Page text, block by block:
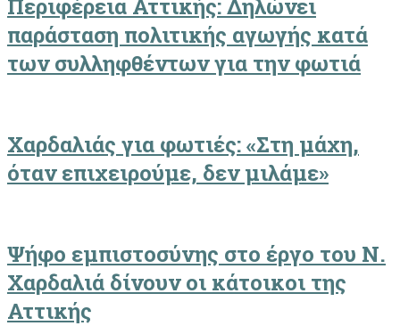
Περιφέρεια Αττικής: Δηλώνει
παράσταση πολιτικής αγωγής κατά
των συλληφθέντων για την φωτιά
Χαρδαλιάς για φωτιές: «Στη μάχη,
όταν επιχειρούμε, δεν μιλάμε»
Ψήφο εμπιστοσύνης στο έργο του Ν.
Χαρδαλιά δίνουν οι κάτοικοι της
Αττικής